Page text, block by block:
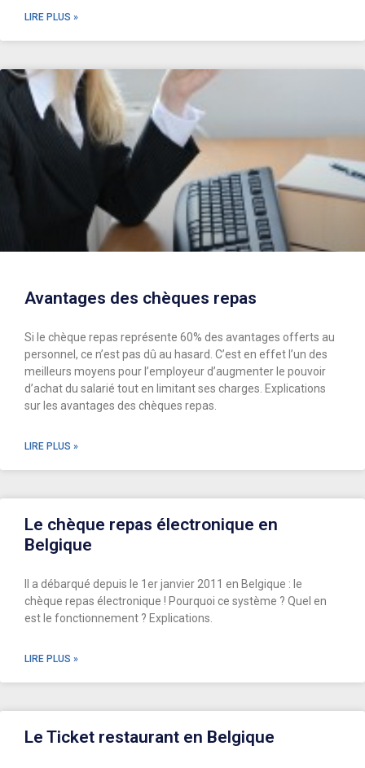
LIRE PLUS »
Avantages des chèques repas
Si le chèque repas représente 60% des avantages offerts au
personnel, ce n’est pas dû au hasard. C’est en effet l’un des
meilleurs moyens pour l’employeur d’augmenter le pouvoir
d’achat du salarié tout en limitant ses charges. Explications
sur les avantages des chèques repas.
LIRE PLUS »
Le chèque repas électronique en
Belgique
Il a débarqué depuis le 1er janvier 2011 en Belgique : le
chèque repas électronique ! Pourquoi ce système ? Quel en
est le fonctionnement ? Explications.
LIRE PLUS »
Le Ticket restaurant en Belgique